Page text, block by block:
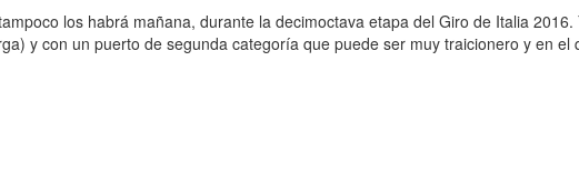
los habrá mañana, durante la decimoctava etapa del Giro de Italia
y con un puerto de segunda categoría que puede ser muy traicionero y en